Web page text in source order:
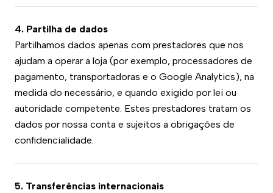
4. Partilha de dados
Partilhamos dados apenas com prestadores que nos
ajudam a operar a loja (por exemplo, processadores de
pagamento, transportadoras e o Google Analytics), na
medida do necessário, e quando exigido por lei ou
autoridade competente. Estes prestadores tratam os
dados por nossa conta e sujeitos a obrigações de
confidencialidade.
5. Transferências internacionais